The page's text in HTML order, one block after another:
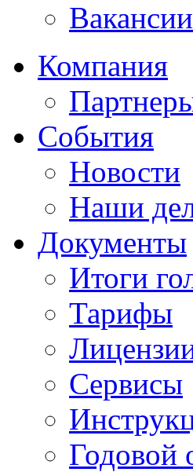
Вакансии
Компания
События
Новости
Наши
Документы
Итоги
Тарифы
Сервисы
Годовой